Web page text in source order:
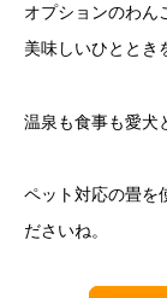
オプションのわん
美味しいひととき
温泉も食事も愛犬
ペット対応の畳を
ださいね。